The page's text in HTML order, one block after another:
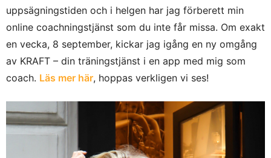
uppsägningstiden och i helgen har jag förberett min
online coachningstjänst som du inte får missa. Om exakt
en vecka, 8 september, kickar jag igång en ny omgång
av KRAFT – din träningstjänst i en app med mig som
coach. Läs mer här, hoppas verkligen vi ses!